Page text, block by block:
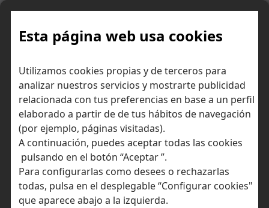
Esta página web usa cookies
Utilizamos cookies propias y de terceros para
analizar nuestros servicios y mostrarte publicidad
relacionada con tus preferencias en base a un perfil
elaborado a partir de de tus hábitos de navegación
(por ejemplo, páginas visitadas).
A continuación, puedes aceptar todas las cookies
pulsando en el botón “Aceptar ”.
Para configurarlas como desees o rechazarlas
todas, pulsa en el desplegable “Configurar cookies"
que aparece abajo a la izquierda.
Skip
Inicio Consejos para invertir
¿Por qué cae una empresa en
la Bolsa cuando compra a otra?